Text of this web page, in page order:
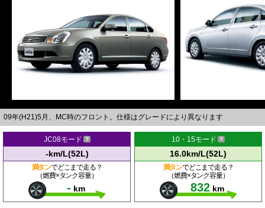
09年(H21)5月、MC時のフロント。仕様はグレードにより異なります
JC08モード
-km/L(52L)
満タンでどこまで走る？
（燃費×タンク容量）
- km
10・15モード
16.0km/L(52L)
満タンでどこまで走る？
（燃費×タンク容量）
832 km